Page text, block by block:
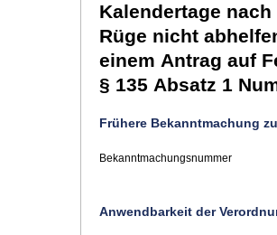
Kalendertage
Rüge nicht
einem Antrag auf
§ 135 Absatz 1
Frühere Bekanntmachung
Bekanntmachungsnummer
Anwendbarkeit der